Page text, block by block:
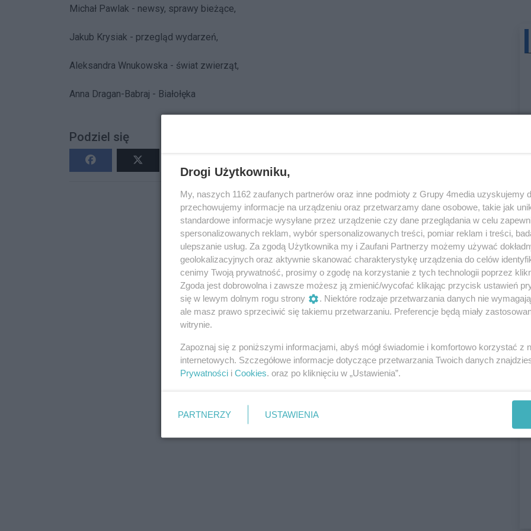
Michał Pawlak - newsy, sprawy bieżące,
Jakub Krysiak - przegląd wydarzeń,
Aleksandra Wnukowska - świat zwierząt,
Anna Dragan-Babraj - Białołęka
Podziel się
Drogi Użytkowniku,
My, naszych 1162 zaufanych partnerów oraz inne podmioty z Grupy 4media uzyskujemy
przechowujemy informacje na urządzeniu oraz przetwarzamy dane osobowe, takie jak
standardowe informacje wysyłane przez urządzenie czy dane przeglądania w celu
spersonalizowanych reklam, wybór spersonalizowanych treści, pomiar reklam i treści,
ulepszanie usług. Za zgodą Użytkownika my i Zaufani Partnerzy możemy używać
geolokalizacyjnych oraz aktywnie skanować charakterystykę urządzenia do celów
cenimy Twoją prywatność, prosimy o zgodę na korzystanie z tych technologii poprzez
Zgoda jest dobrowolna i zawsze możesz ją zmienić/wycofać klikając przycisk ustawień
się w lewym dolnym rogu strony
. Niektóre rodzaje przetwarzania danych nie
ale masz prawo sprzeciwić się takiemu przetwarzaniu. Preferencje będą miały
witrynie.
Zapoznaj się z poniższymi informacjami, abyś mógł świadomie i komfortowo korzystać z
internetowych. Szczegółowe informacje dotyczące przetwarzania Twoich danych
Prywatności i Cookies . oraz po kliknięciu w „Ustawienia”.
PARTNERZY USTAWIENIA